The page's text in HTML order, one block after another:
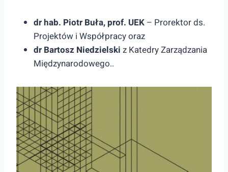
dr hab. Piotr Buła, prof. UEK – Prorektor ds.
Projektów i Współpracy oraz
dr Bartosz Niedzielski z Katedry Zarządzania
Międzynarodowego..